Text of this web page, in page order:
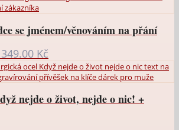
se jménem/věnováním na přání
349.00 Kč
cen:
249.00 Kč
až
349.00 Kč
nejde o život, nejde o nic! +